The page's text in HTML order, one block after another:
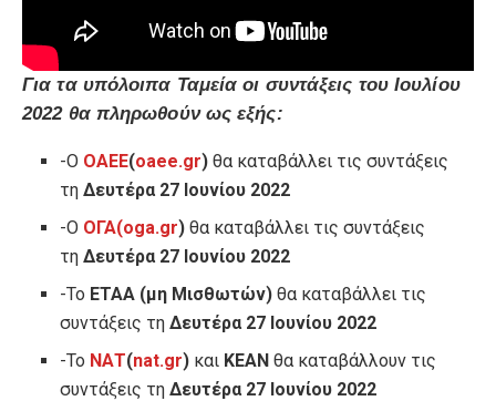
Για τα υπόλοιπα Ταμεία οι συντάξεις του Ιουλίου
2022 θα πληρωθούν ως εξής:
-Ο ΟΑΕΕ(oaee.gr)θα καταβάλλει τις συντάξεις
τηΔευτέρα 27 Ιουνίου 2022
-Ο ΟΓΑ(oga.gr)θα καταβάλλει τις συντάξεις
τηΔευτέρα 27 Ιουνίου 2022
-Το ΕΤΑΑ (μη Μισθωτών) θα καταβάλλει τις
συντάξεις τηΔευτέρα 27 Ιουνίου 2022
-Το ΝΑΤ(nat.gr) και ΚΕΑΝ θα καταβάλλουν τις
συντάξεις τηΔευτέρα 27 Ιουνίου 2022